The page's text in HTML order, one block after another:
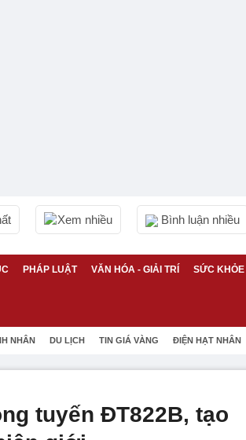
Xem nhiều Bình luận nhiều
PHÁP LUẬT VĂN HÓA - GIẢI TRÍ SỨC KHỎE
NHÂN DU LỊCH TIN GIÁ VÀNG ĐIỆN HẠT NHÂN
tuyến ĐT822B, tạo